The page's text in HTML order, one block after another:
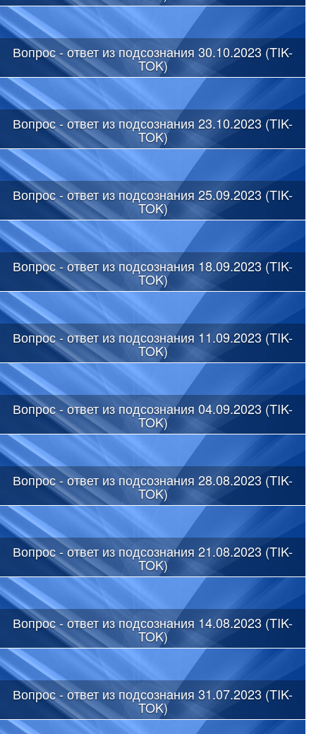
Вопрос - ответ из подсознания 30.10.2023 (TIK-
TOK)
Вопрос - ответ из подсознания 23.10.2023 (TIK-
TOK)
Вопрос - ответ из подсознания 25.09.2023 (TIK-
TOK)
Вопрос - ответ из подсознания 18.09.2023 (TIK-
TOK)
Вопрос - ответ из подсознания 11.09.2023 (TIK-
TOK)
Вопрос - ответ из подсознания 04.09.2023 (TIK-
TOK)
Вопрос - ответ из подсознания 28.08.2023 (TIK-
TOK)
Вопрос - ответ из подсознания 21.08.2023 (TIK-
TOK)
Вопрос - ответ из подсознания 14.08.2023 (TIK-
TOK)
Вопрос - ответ из подсознания 31.07.2023 (TIK-
TOK)